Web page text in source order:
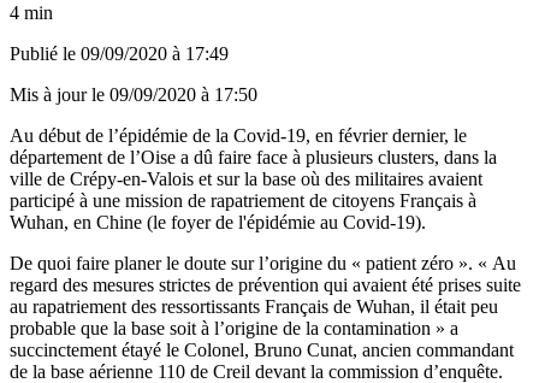
4 min
Publié le 09/09/2020 à 17:49
Mis à jour le 09/09/2020 à 17:50
Au début de l’épidémie de la Covid-19, en février dernier, le
département de l’Oise a dû faire face à plusieurs clusters, dans la
ville de Crépy-en-Valois et sur la base où des militaires avaient
participé à une mission de rapatriement de citoyens Français à
Wuhan, en Chine (le foyer de l'épidémie au Covid-19).
De quoi faire planer le doute sur l’origine du « patient zéro ». « Au
regard des mesures strictes de prévention qui avaient été prises suite
au rapatriement des ressortissants Français de Wuhan, il était peu
probable que la base soit à l’origine de la contamination » a
succinctement étayé le Colonel, Bruno Cunat, ancien commandant
de la base aérienne 110 de Creil devant la commission d’enquête.